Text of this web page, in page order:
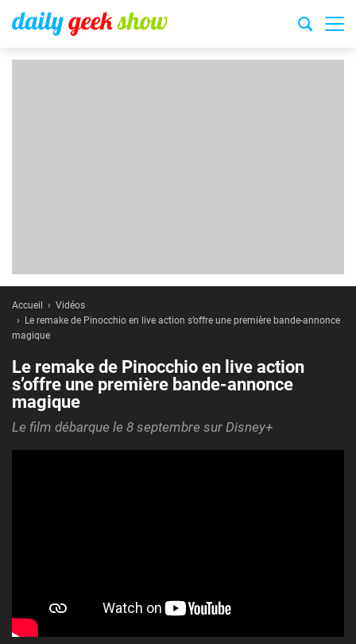
Accueil
Vidéos
Le remake de Pinocchio en live action s’offre une première bande-annonce
magique
Le remake de Pinocchio en live action
s’offre une première bande-annonce
magique
Le film débarque le 8 septembre sur Disney+